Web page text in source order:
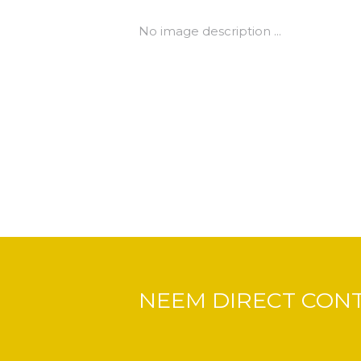
No image description ...
NEEM DIRECT